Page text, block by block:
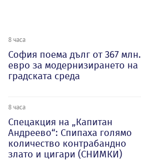
8 часа
София поема дълг от 367 млн.
евро за модернизирането на
градската среда
8 часа
Спецакция на „Капитан
Андреево“: Спипаха голямо
количество контрабандно
злато и цигари (СНИМКИ)